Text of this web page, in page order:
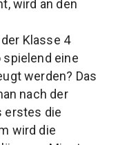
wird an den
Klasse 4
eine
werden? Das
nach der
erstes die
wird die